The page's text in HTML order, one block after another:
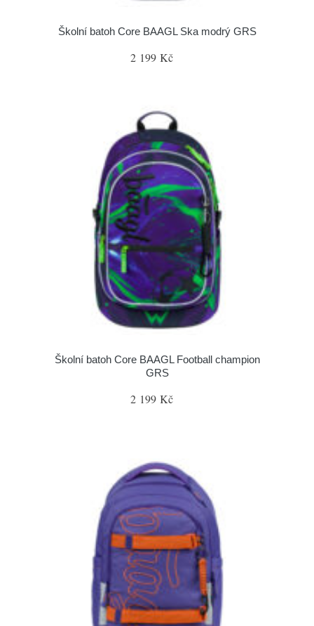
Školní batoh Core BAAGL Ska modrý GRS
2 199 Kč
Školní batoh Core BAAGL Football champion
GRS
2 199 Kč